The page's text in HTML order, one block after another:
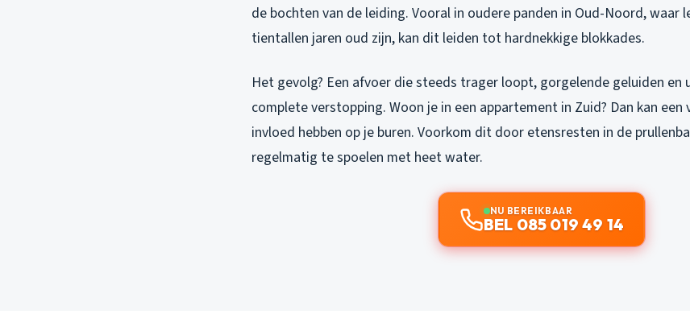
de bochten van de leiding. Vooral in oudere panden in Oud-Noord, waar
tientallen jaren oud zijn, kan dit leiden tot hardnekkige blokkades.
Het gevolg? Een afvoer die steeds trager loopt, gorgelende geluiden en
complete verstopping. Woon je in een appartement in Zuid? Dan kan
invloed hebben op je buren. Voorkom dit door etensresten in de
regelmatig te spoelen met heet water.
NU BEREIKBAAR
BEL 085 019 49 14